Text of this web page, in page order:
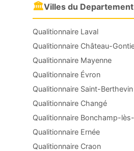
🏛Villes du Departement
Qualitionnaire Laval
Qualitionnaire Château-
Qualitionnaire Mayenne
Qualitionnaire Évron
Qualitionnaire Saint-Berthevin
Qualitionnaire Changé
Qualitionnaire Bonchamp-
Qualitionnaire Ernée
Qualitionnaire Craon